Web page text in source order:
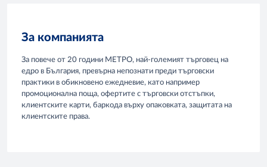
За компанията
За повече от 20 години МЕТРО, най-големият търговец на
едро в България, превърна непознати преди търговски
практики в обикновено ежедневие, като например
промоционална поща, офертите с търговски отстъпки,
клиентските карти, баркода върху опаковката, защитата на
клиентските права.